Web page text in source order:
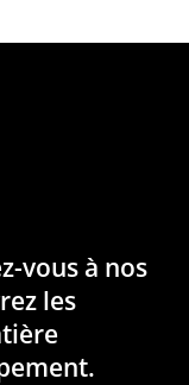
vous à nos
les